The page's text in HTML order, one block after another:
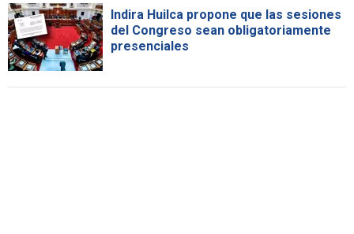
Indira Huilca propone que las sesiones
del Congreso sean obligatoriamente
presenciales